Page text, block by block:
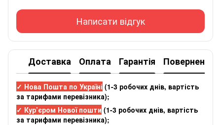
Написати відгук
Доставка Оплата Гарантія Повернення
✓ Нова Пошта по Україні (1-3 робочих днів, вартість
за тарифами перевізника);
✓ Кур’єром Нової пошти (1-3 робочих днів, вартість
за тарифами перевізника);